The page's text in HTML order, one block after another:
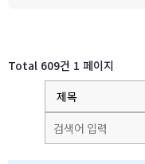
Total 609건 1 페이지